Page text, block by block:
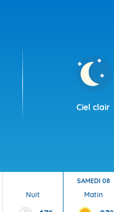
Ciel clair
Nuit
SAMEDI 08
Matin